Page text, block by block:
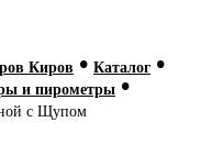
Киров • Каталог •
и пирометры •
с Щупом